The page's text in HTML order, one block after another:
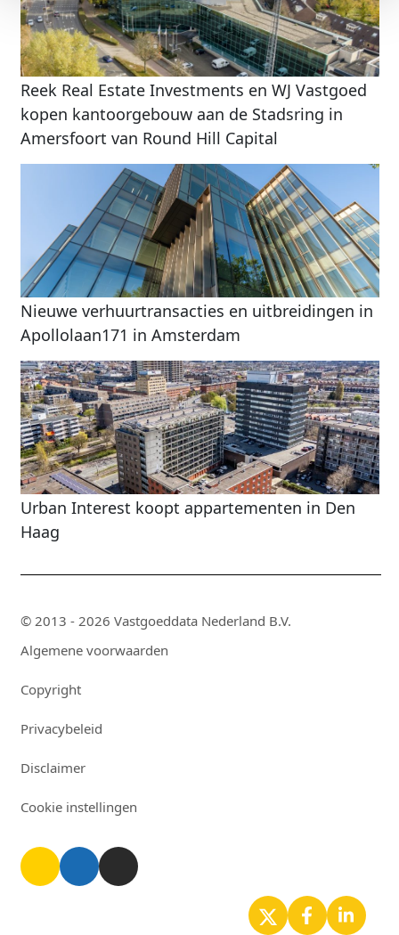
Reek Real Estate Investments en WJ Vastgoed
kopen kantoorgebouw aan de Stadsring in
Amersfoort van Round Hill Capital
Nieuwe verhuurtransacties en uitbreidingen in
Apollolaan171 in Amsterdam
Urban Interest koopt appartementen in Den
Haag
© 2013 - 2026 Vastgoeddata Nederland B.V.
Algemene voorwaarden
Copyright
Privacybeleid
Disclaimer
Cookie instellingen